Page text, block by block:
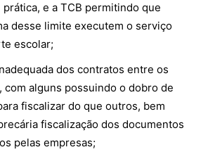
prática, e a TCB permitindo que
desse limite executem o serviço
escolar;
dos contratos entre os
com alguns possuindo o dobro de
fiscalizar do que outros, bem
fiscalização dos documentos
pelas empresas;